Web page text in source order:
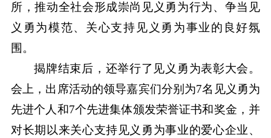
所，推动全社会形成崇尚见义勇为行为、争当见
义勇为模范、关心支持见义勇为事业的良好氛
围。
揭牌结束后，还举行了见义勇为表彰大会。
会上，出席活动的领导嘉宾们分别为7名见义勇为
先进个人和7个先进集体颁发荣誉证书和奖金，并
对长期以来关心支持见义勇为事业的爱心企业、